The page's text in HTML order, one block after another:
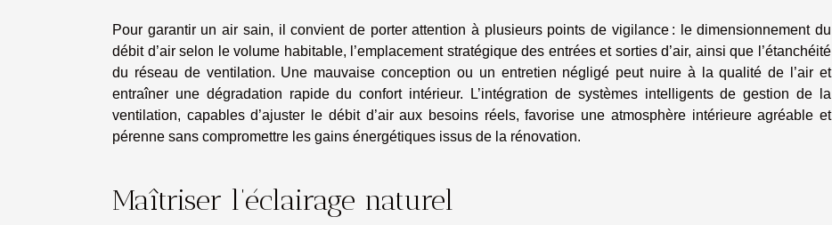
Pour garantir un air sain, il convient de porter attention à plusieurs points de vigilance : le dimensionnement du
débit d’air selon le volume habitable, l’emplacement stratégique des entrées et sorties d’air, ainsi que l’étanchéité
du réseau de ventilation. Une mauvaise conception ou un entretien négligé peut nuire à la qualité de l’air et
entraîner une dégradation rapide du confort intérieur. L’intégration de systèmes intelligents de gestion de la
ventilation, capables d’ajuster le débit d’air aux besoins réels, favorise une atmosphère intérieure agréable et
pérenne sans compromettre les gains énergétiques issus de la rénovation.
Maîtriser l’éclairage naturel